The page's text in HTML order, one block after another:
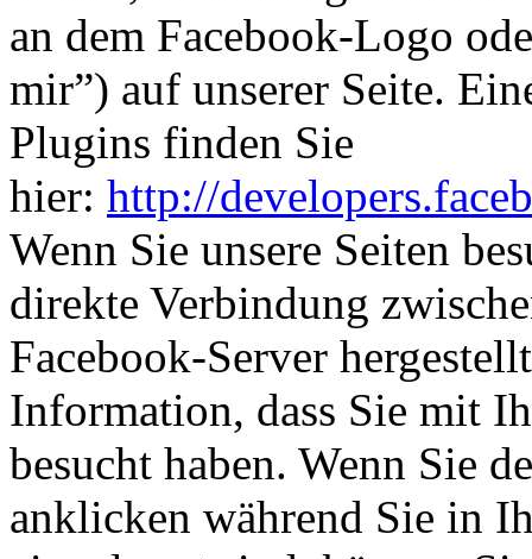
an dem Facebook-Logo
mir”) auf unserer Seite.
Plugins finden Sie
hier: http://
Wenn Sie unsere Seiten
direkte Verbindung
Facebook-Server
Information, dass Sie mit
besucht haben. Wenn Sie
anklicken während Sie in